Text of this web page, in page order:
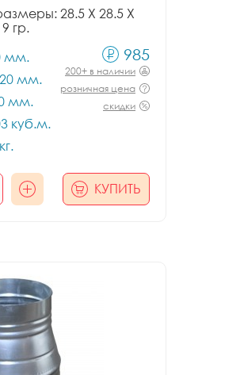
28.5 X 28.5 X
гр.
мм.
мм.
мм.
куб.м.
985
200+ в наличии
розничная цена
скидки
КУПИТЬ